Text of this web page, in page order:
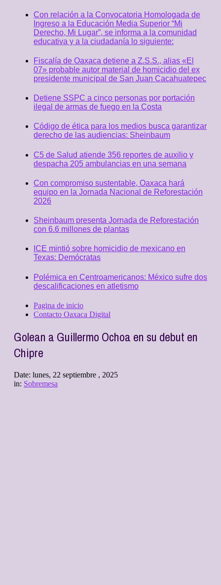
Con relación a la Convocatoria Homologada de
Ingreso a la Educación Media Superior “Mi
Derecho, Mi Lugar”, se informa a la comunidad
educativa y a la ciudadanía lo siguiente:
Fiscalía de Oaxaca detiene a Z.S.S., alias «El
07» probable autor material de homicidio del ex
presidente municipal de San Juan Cacahuatepec
Detiene SSPC a cinco personas por portación
ilegal de armas de fuego en la Costa
Código de ética para los medios busca garantizar
derecho de las audiencias: Sheinbaum
C5 de Salud atiende 356 reportes de auxilio y
despacha 205 ambulancias en una semana
Con compromiso sustentable, Oaxaca hará
equipo en la Jornada Nacional de Reforestación
2026
Sheinbaum presenta Jornada de Reforestación
con 6.6 millones de plantas
ICE mintió sobre homicidio de mexicano en
Texas: Demócratas
Polémica en Centroamericanos: México sufre dos
descalificaciones en atletismo
Pagina de inicio
Contacto Oaxaca Digital
Golean a Guillermo Ochoa en su debut en
Chipre
Date: lunes, 22 septiembre , 2025
in: Sobremesa